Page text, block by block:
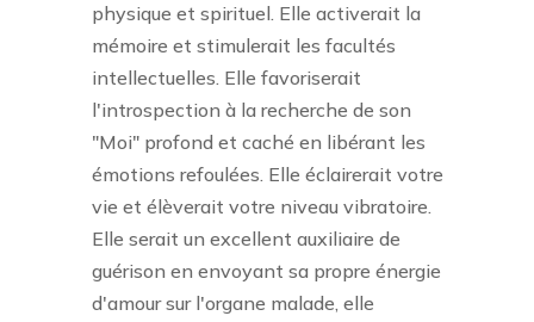
physique et spirituel. Elle activerait la
mémoire et stimulerait les facultés
intellectuelles. Elle favoriserait
l'introspection à la recherche de son
"Moi" profond et caché en libérant les
émotions refoulées. Elle éclairerait votre
vie et élèverait votre niveau vibratoire.
Elle serait un excellent auxiliaire de
guérison en envoyant sa propre énergie
d'amour sur l'organe malade, elle